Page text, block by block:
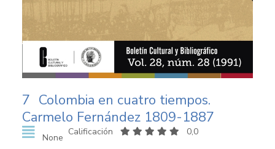
7 Colombia en cuatro tiempos.
Carmelo Fernández 1809-1887
None
Calificación 0,0